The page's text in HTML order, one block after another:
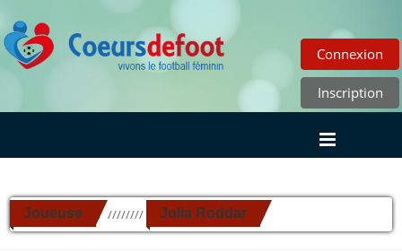
Connexion
Inscription
Joueuse ////////// Julia Roddar